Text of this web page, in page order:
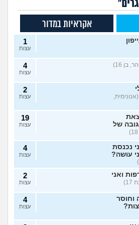
אקראיות במדור
1
עצות
בן 16) 4
עצות
(אנונימית,
2
עצות
לצאת
של
19
עצות
נכנסת
עושה?
4
עצות
ואני
2
עצות
וחוסר
4
עצות